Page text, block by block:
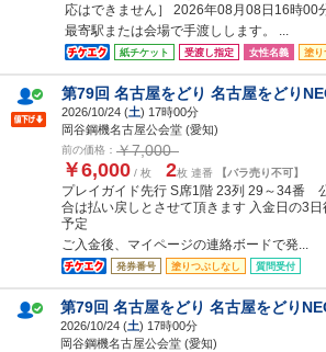
応はできません］ 2026年08月08日16時00
最寄駅または会場で手渡しします。 ...
紙チケット 受渡し指定 女性名義 塗り
第79回 名古屋をどり 名古屋をどり
2026/10/24 (土) 17時00分
岡谷鋼機名古屋公会堂 (愛知)
前の価格： ￥7,000
￥6,000 / 枚 2枚 連番 【バラ売り不可】
プレイガイド先行 S席1階 23列 29～34番
合は払い戻しとさせて頂きます 入金日の3日
予定
ご入金後、マイページの連絡ボードで発...
発券番号 塗りつぶしなし 質問受付
第79回 名古屋をどり 名古屋をどり
2026/10/24 (土) 17時00分
岡谷鋼機名古屋公会堂 (愛知)